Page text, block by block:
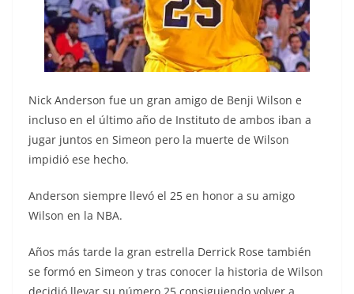
Nick Anderson fue un gran amigo de Benji Wilson e
incluso en el último año de Instituto de ambos iban a
jugar juntos en Simeon pero la muerte de Wilson
impidió ese hecho.
Anderson siempre llevó el 25 en honor a su amigo
Wilson en la NBA.
Años más tarde la gran estrella Derrick Rose también
se formó en Simeon y tras conocer la historia de Wilson
decidió llevar su número 25 consiguiendo volver a